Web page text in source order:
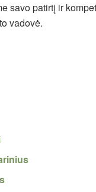
savo patirtį ir
vadovė.